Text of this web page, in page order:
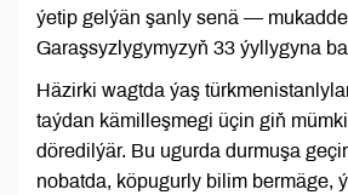
ýetip gelýän şanly senä —
Garaşsyzlygymyzyň 33 ýyllygyna
Häzirki wagtda ýaş
taýdan kämilleşmegi üçin giň
döredilýär. Bu ugurda durmuşa
nobatda, köpugurly bilim bermäge,